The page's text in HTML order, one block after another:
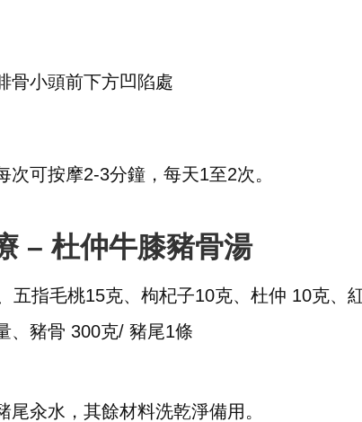
骨小頭前下方凹陷處
可按摩2-3分鐘，每天1至2次。
– 杜仲牛膝豬骨湯
五指毛桃15克、枸杞子10克、杜仲 10克、
、豬骨 300克/ 豬尾1條
尾汆水，其餘材料洗乾淨備用。